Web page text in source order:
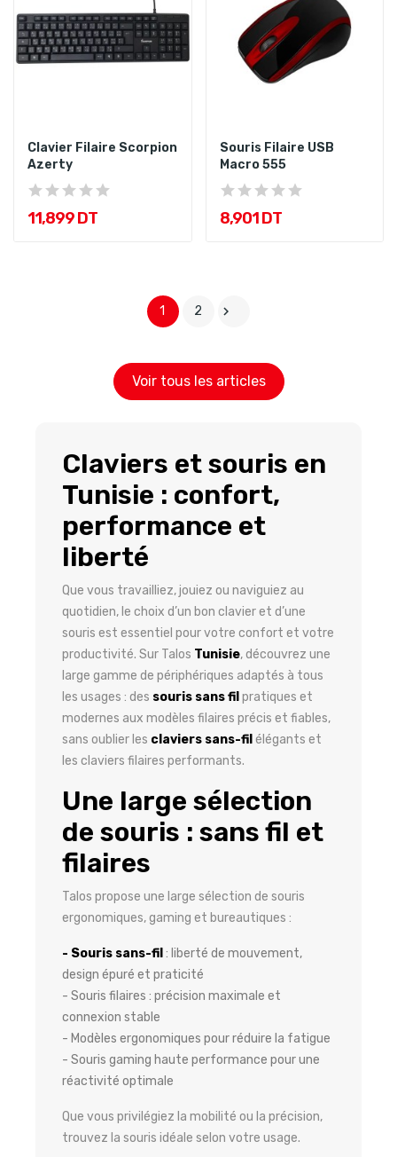
Clavier Filaire Scorpion
Azerty
11,899 DT
Souris Filaire USB
Macro 555
8,901 DT
1 2 
Voir tous les articles
Claviers et souris en
Tunisie : confort,
performance et
liberté
Que vous travailliez, jouiez ou naviguiez au
quotidien, le choix d’un bon clavier et d’une
souris est essentiel pour votre confort et votre
productivité. Sur Talos Tunisie, découvrez une
large gamme de périphériques adaptés à tous
les usages : des souris sans fil pratiques et
modernes aux modèles filaires précis et fiables,
sans oublier les claviers sans-fil élégants et
les claviers filaires performants.
Une large sélection
de souris : sans fil et
filaires
Talos propose une large sélection de souris
ergonomiques, gaming et bureautiques :
- Souris sans-fil : liberté de mouvement,
design épuré et praticité
- Souris filaires : précision maximale et
connexion stable
- Modèles ergonomiques pour réduire la fatigue
- Souris gaming haute performance pour une
réactivité optimale
Que vous privilégiez la mobilité ou la précision,
trouvez la souris idéale selon votre usage.